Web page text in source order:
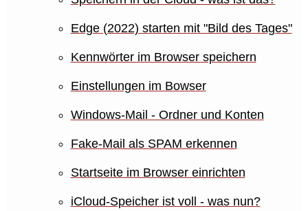
Edge (2022) starten mit "Bild des Tages"
Kennwörter im Browser speichern
Einstellungen im Bowser
Windows-Mail - Ordner und Konten
Fake-Mail als SPAM erkennen
Startseite im Browser einrichten
iCloud-Speicher ist voll - was nun?